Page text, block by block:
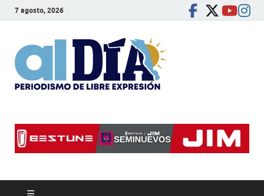
7 agosto, 2026